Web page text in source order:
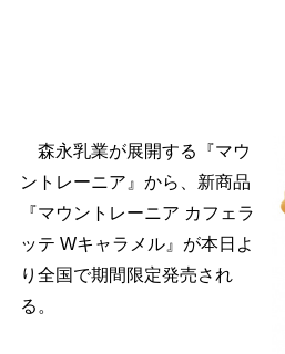
森永乳業が展開する『マウ
ントレーニア』から、新商品
『マウントレーニア カフェラ
ッテ Wキャラメル』が本日よ
り全国で期間限定発売され
る。